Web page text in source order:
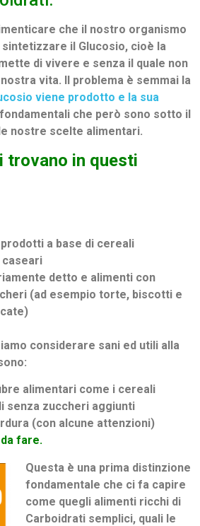
che il nostro organismo
il Glucosio, cioè la
di vivere e senza il quale non
vita. Il problema è semmai la
viene prodotto e la sua
che però sono sotto il
nostre scelte alimentari.
trovano in questi
a base di cereali
detto e alimenti con
(ad esempio torte, biscotti e
considerare sani ed utili alla
alimentari come i cereali
senza zuccheri aggiunti
(con alcune attenzioni)
fare.
Questa è una prima distinzione
fondamentale che ci fa capire
come quegli alimenti ricchi di
Carboidrati semplici, quali le